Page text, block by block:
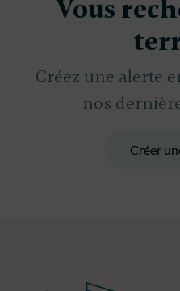
Vous
Créez une alerte
nos
Créer